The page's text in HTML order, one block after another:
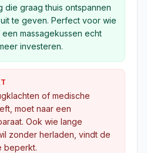
die graag thuis ontspannen
te geven. Perfect voor wie
massagekussen echt
investeren.
of medische
moet naar een
Ook wie lange
zonder herladen, vindt de
beperkt.